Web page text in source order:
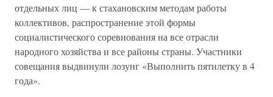
отдельных лиц — к стахановским методам работы
коллективов, распространение этой формы
социалистического соревнования на все отрасли
народного хозяйства и все районы страны. Участники
совещания выдвинули лозунг «Выполнить пятилетку в 4
года».